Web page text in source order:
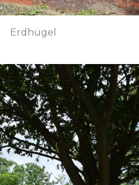
Erdhügel